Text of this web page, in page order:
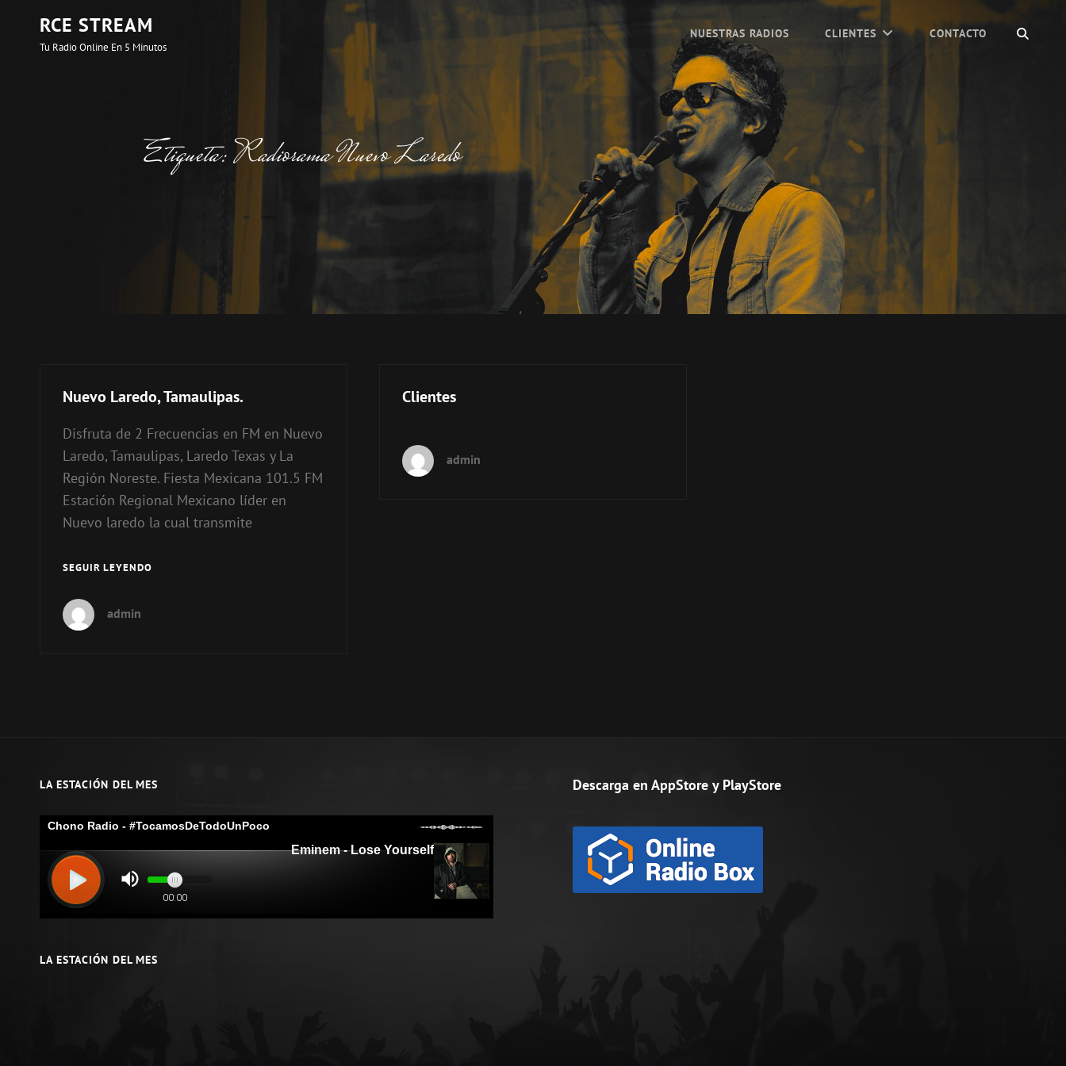
RCE STREAM
Tu Radio Online En 5 Minutos
NUESTRAS RADIOS CLIENTES CONTACTO
Etiqueta:Radiorama Nuevo Laredo
Nuevo Laredo, Tamaulipas.
Disfruta de 2 Frecuencias en FM en Nuevo
Laredo, Tamaulipas, Laredo Texas y La
Región Noreste. Fiesta Mexicana 101.5 FM
Estación Regional Mexicano líder en
Nuevo laredo la cual transmite
SEGUIR LEYENDONUEVO
admin
Clientes
admin
LA ESTACIÓN DEL MES
LA ESTACIÓN DEL MES
Descarga en AppStore y PlayStore